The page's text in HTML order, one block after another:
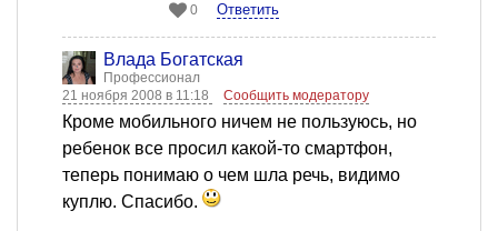
0 Ответить
Влада Богатская
Профессионал
21 ноября 2008 в 11:18
Сообщить модератору
Кроме мобильного ничем не пользуюсь, но
ребенок все просил какой-то смартфон,
теперь понимаю о чем шла речь, видимо
куплю. Спасибо.